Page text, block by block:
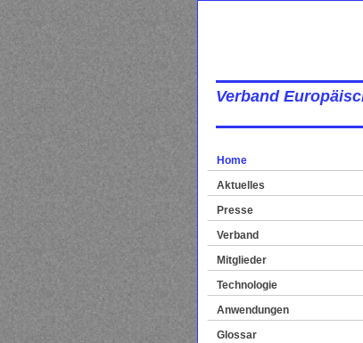
Verband
Home
Aktuelles
Presse
Verband
Mitglieder
Technologie
Anwendungen
Glossar